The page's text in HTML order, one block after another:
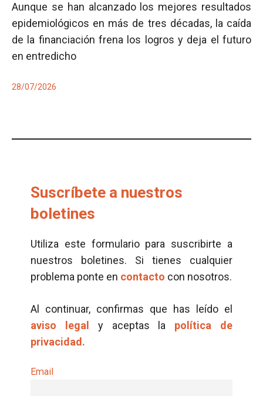
Aunque se han alcanzado los mejores resultados
epidemiológicos en más de tres décadas, la caída
de la financiación frena los logros y deja el futuro
en entredicho
28/07/2026
Suscríbete a nuestros
boletines
Utiliza este formulario para suscribirte a
nuestros boletines. Si tienes cualquier
problema ponte en contacto con nosotros.
Al continuar, confirmas que has leído el
aviso legal
y aceptas la política de
privacidad.
Email